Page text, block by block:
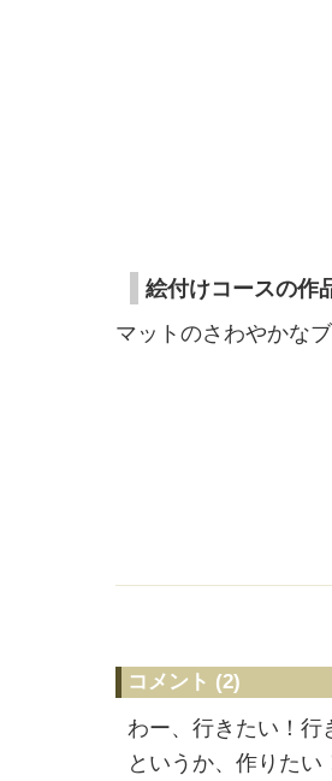
絵付けコースの作
マットのさわやかな
コメント (2)
わー、行きたい！行
というか、作りたい